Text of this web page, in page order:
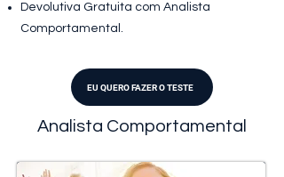
Devolutiva Gratuita com Analista
Comportamental.
EU QUERO FAZER O TESTE
Analista Comportamental